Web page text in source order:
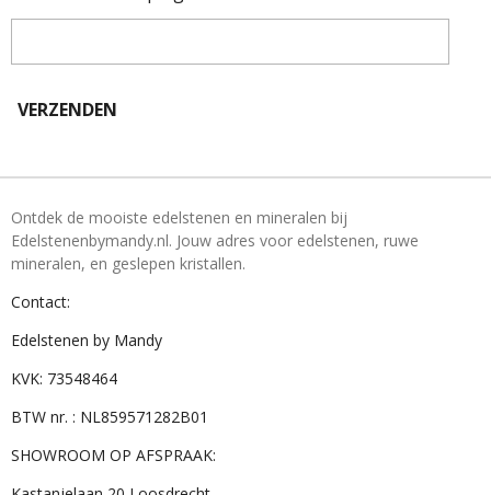
VERZENDEN
Ontdek de mooiste edelstenen en mineralen bij
Edelstenenbymandy.nl. Jouw adres voor edelstenen, ruwe
mineralen, en geslepen kristallen.
Contact:
Edelstenen by Mandy
KVK: 73548464
BTW nr. : NL859571282B01
SHOWROOM OP AFSPRAAK: